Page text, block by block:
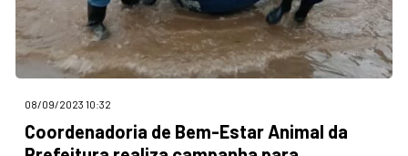
08/09/2023 10:32
Coordenadoria de Bem-Estar Animal da